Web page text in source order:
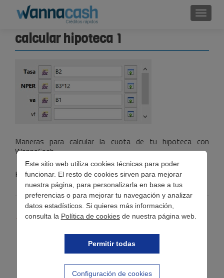
Este sitio web utiliza cookies técnicas para poder
funcionar. El resto de cookies sirven para mejorar
nuestra página, para personalizarla en base a tus
preferencias o para mejorar tu navegación y analizar
datos estadísticos. Si quieres más información,
consulta la Política de cookiesde nuestra página web.
Permitir todas
Configuración de cookies
calcular hipoteca 1
Maneras para calcular la cuota de tu hipoteca con
WannaCash
Esta entrada fue publicada en . Guarda elpermalink
Navegación
entradas
← Tres maneras de calcular la cuota de tu hipoteca